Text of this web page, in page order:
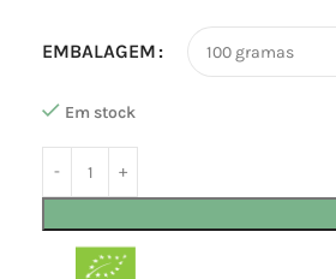
EMBALAGEM
Em stock